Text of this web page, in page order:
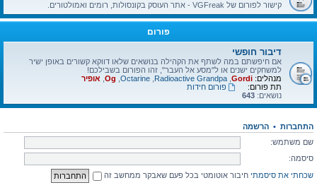
קישור לפורום של VGFreak - אתר העוסק בקונסולות, רומים ואמולטורים.
פורום
דיבור חופשי
אם חיפשתם במה לשתף את הקהילה בנושאים שלאו דווקא קשורים באופן ישיר
למשחקים ישנים או ל"מסע אל העבר", זהו הפורום בשבילכם!
מנהלים: Gordi
Radioactive Grandpa
Octarine
Og אופיר
תת פורום:
פורום חידות
נושאים: 643
התחברות • הרשמה
שם משתמש:
סיסמה:
שכחתי את סיסמתי חיבור אוטומטי בכל פעם שאבקר ממחשב זה